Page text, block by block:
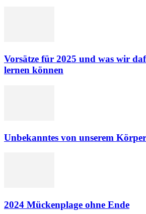
Vorsätze für 2025 und was wir
lernen können
Unbekanntes von unserem
2024 Mückenplage ohne Ende